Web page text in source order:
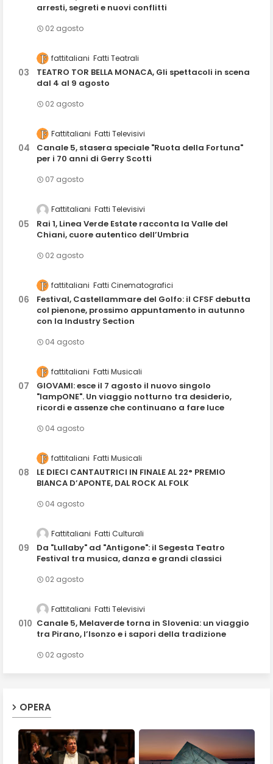
arresti, segreti e nuovi conflitti
02 agosto
fattitaliani Fatti Teatrali
TEATRO TOR BELLA MONACA, Gli spettacoli in scena
dal 4 al 9 agosto
02 agosto
Fattitaliani Fatti Televisivi
Canale 5, stasera speciale "Ruota della Fortuna"
per i 70 anni di Gerry Scotti
07 agosto
Fattitaliani Fatti Televisivi
Rai 1, Linea Verde Estate racconta la Valle del
Chiani, cuore autentico dell’Umbria
02 agosto
fattitaliani Fatti Cinematografici
Festival, Castellammare del Golfo: il CFSF debutta
col pienone, prossimo appuntamento in autunno
con la Industry Section
04 agosto
fattitaliani Fatti Musicali
GIOVAMI: esce il 7 agosto il nuovo singolo
"lampONE". Un viaggio notturno tra desiderio,
ricordi e assenze che continuano a fare luce
04 agosto
fattitaliani Fatti Musicali
LE DIECI CANTAUTRICI IN FINALE AL 22° PREMIO
BIANCA D’APONTE, DAL ROCK AL FOLK
04 agosto
Fattitaliani Fatti Culturali
Da "Lullaby" ad "Antigone": il Segesta Teatro
Festival tra musica, danza e grandi classici
02 agosto
Fattitaliani Fatti Televisivi
Canale 5, Melaverde torna in Slovenia: un viaggio
tra Pirano, l’Isonzo e i sapori della tradizione
02 agosto
OPERA